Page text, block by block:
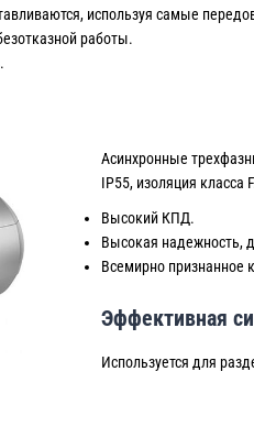
используя самые
работы.
Асинхронные
IP55, изоляция класса
Высокий КПД.
Высокая надежность,
Всемирно признанное
Эффективная
Используется для